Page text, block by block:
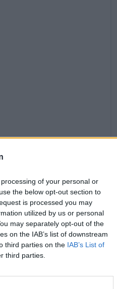
of your personal or
the below opt-out section to
is processed you may
utilized by us or personal
may separately opt-out of the
on the IAB’s list of downstream
third parties on the IAB’s List of
third parties.